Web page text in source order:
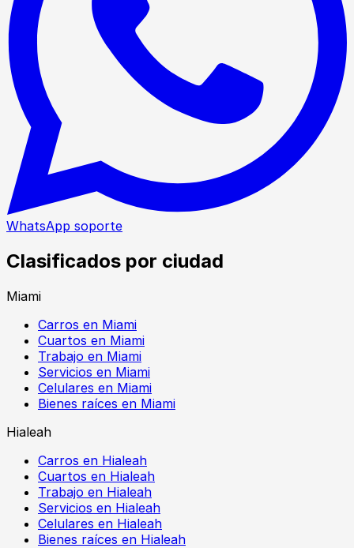
WhatsApp soporte
Clasificados por ciudad
Miami
Carros en Miami
Cuartos en Miami
Trabajo en Miami
Servicios en Miami
Celulares en Miami
Bienes raíces en Miami
Hialeah
Carros en Hialeah
Cuartos en Hialeah
Trabajo en Hialeah
Servicios en Hialeah
Celulares en Hialeah
Bienes raíces en Hialeah